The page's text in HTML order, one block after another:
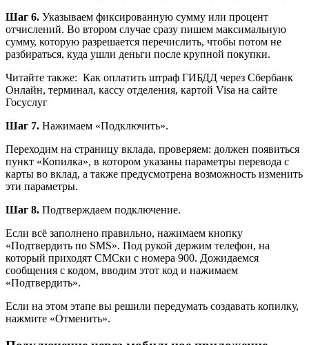
Шаг 6. Указываем фиксированную сумму или процент
отчислений. Во втором случае сразу пишем максимальную
сумму, которую разрешается перечислить, чтобы потом не
разбираться, куда ушли деньги после крупной покупки.
Читайте также: Как оплатить штраф ГИБДД через Сбербанк
Онлайн, терминал, кассу отделения, картой Visa на сайте
Госуслуг
Шаг 7. Нажимаем «Подключить».
Переходим на страницу вклада, проверяем: должен появиться
пункт «Копилка», в котором указаны параметры перевода с
карты во вклад, а также предусмотрена возможность изменить
эти параметры.
Шаг 8. Подтверждаем подключение.
Если всё заполнено правильно, нажимаем кнопку
«Подтвердить по SMS». Под рукой держим телефон, на
который приходят СМСки с номера 900. Дожидаемся
сообщения с кодом, вводим этот код и нажимаем
«Подтвердить».
Если на этом этапе вы решили передумать создавать копилку,
нажмите «Отменить».